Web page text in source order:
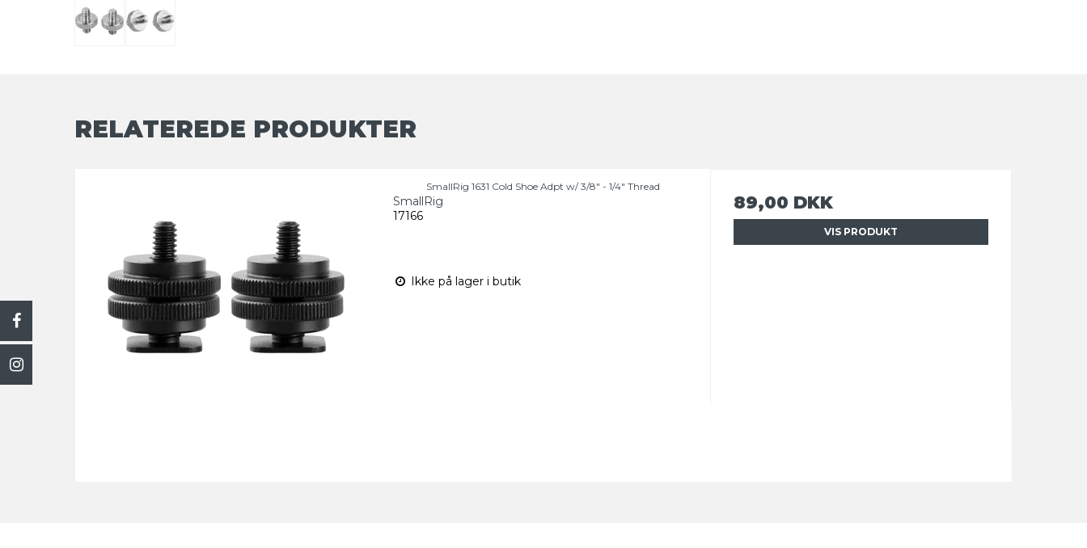
RELATEREDE PRODUKTER
SmallRig 1631 Cold Shoe Adpt w/ 3/8" - 1/4" Thread
SmallRig
17166
Ikke på lager i butik
89,00 DKK
VIS PRODUKT